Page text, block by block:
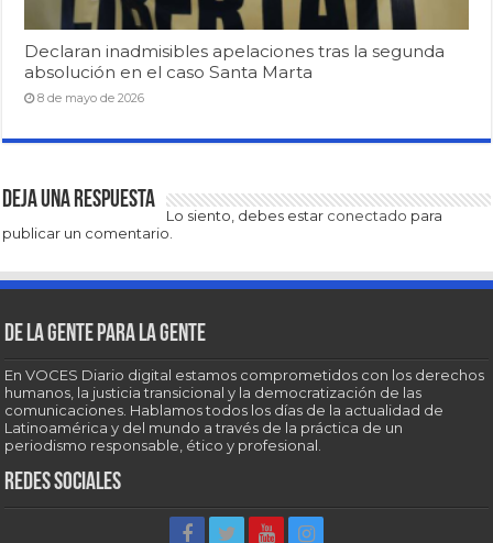
Declaran inadmisibles apelaciones tras la segunda
absolución en el caso Santa Marta
8 de mayo de 2026
Deja una respuesta
Lo siento, debes estar conectado para
publicar un comentario.
De la gente para la gente
En VOCES Diario digital estamos comprometidos con los derechos
humanos, la justicia transicional y la democratización de las
comunicaciones. Hablamos todos los días de la actualidad de
Latinoamérica y del mundo a través de la práctica de un
periodismo responsable, ético y profesional.
Redes sociales